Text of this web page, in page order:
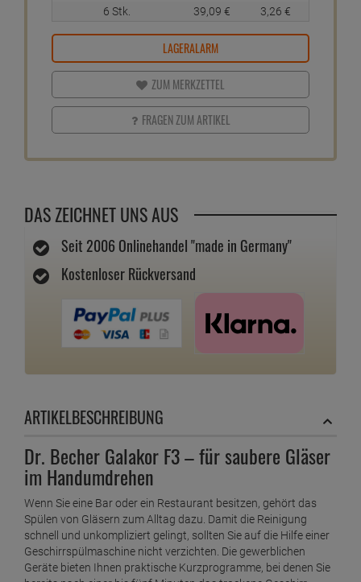
6 Stk.
39, 09 € 3, 26 €
LAGERALARM
ZUM MERKZETTEL
FRAGEN ZUM ARTIKEL
DAS ZEICHNET UNS AUS
Seit 2006 Onlinehandel "made in Germany"
Kostenloser Rückversand
ARTIKELBESCHREIBUNG
Dr. Becher Galakor F3 – für saubere Gläser
im Handumdrehen
Wenn Sie eine Bar oder ein Restaurant besitzen, gehört das
Spülen von Gläsern zum Alltag dazu. Damit die Reinigung
schnell und unkompliziert gelingt, sollten Sie auf die Hilfe einer
Geschirrspülmaschine nicht verzichten. Die gewerblichen
Geräte bieten Ihnen praktische Kurzprogramme, bei denen Sie